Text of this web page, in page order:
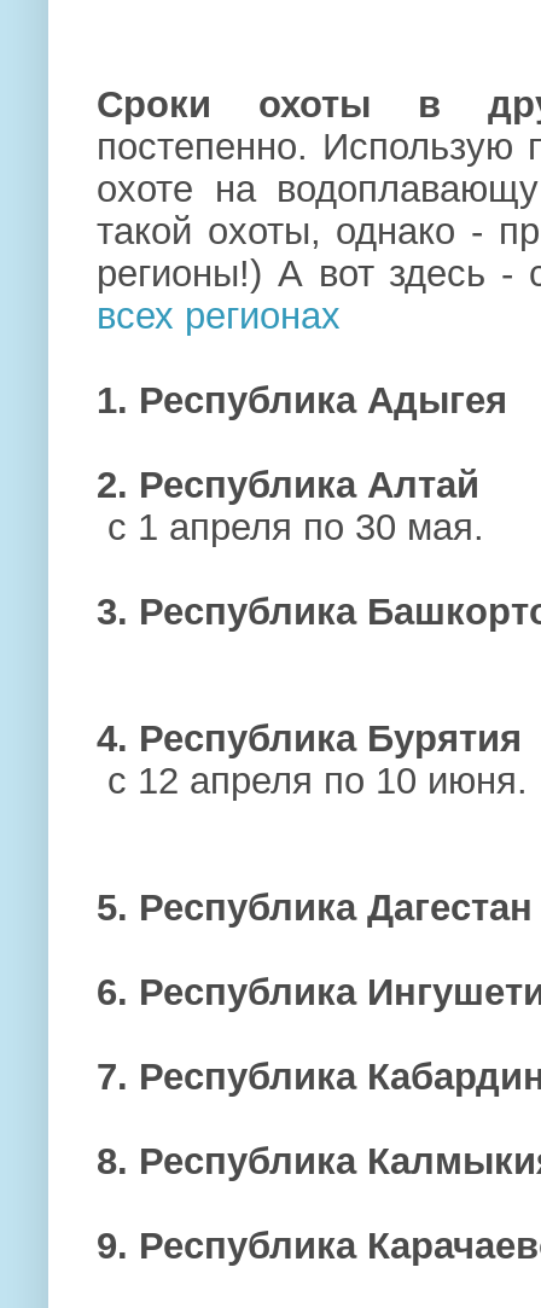
Сроки охоты в
постепенно. Использую
охоте на
такой охоты, однако -
регионы!) А вот здесь
всех регионах
1. Республика Адыгея
2. Республика Алтай
с 1 апреля по 30 мая.
3. Республика
4. Республика Бурятия
с 12 апреля по 10 июня.
5. Республика Дагестан
6. Республика
7. Республика
8. Республика
9. Республика